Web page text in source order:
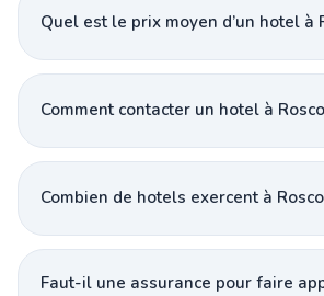
Quel est le prix moyen d’un hotel à
Comment contacter un hotel à
Combien de hotels exercent à
Faut-il une assurance pour faire